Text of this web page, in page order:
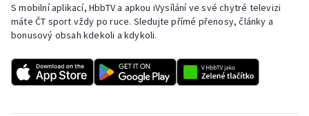
Rychlostní kanoistika
Short track
S mobilní aplikací, HbbTV a apkou iVysílání ve své chytré televizi
máte ČT sport vždy po ruce. Sledujte přímé přenosy, články a
bonusový obsah kdekoli a kdykoli.